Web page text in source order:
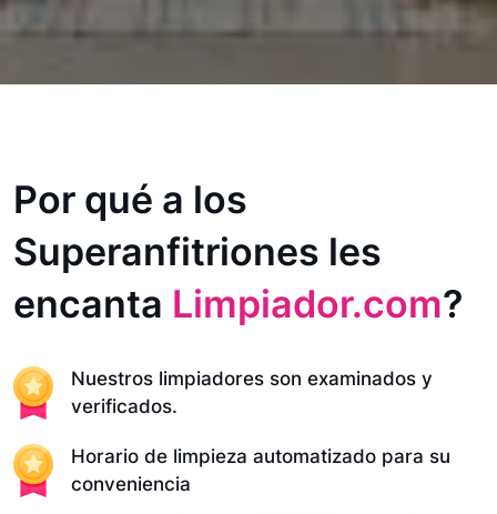
Por qué a los
Superanfitriones les
encanta Limpiador.com?
Nuestros limpiadores son examinados y
verificados.
Horario de limpieza automatizado para su
conveniencia